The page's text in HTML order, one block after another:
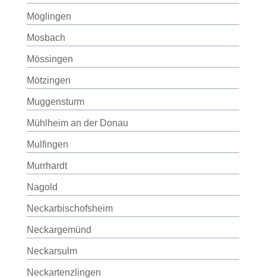
Möglingen
Mosbach
Mössingen
Mötzingen
Muggensturm
Mühlheim an der Donau
Mulfingen
Murrhardt
Nagold
Neckarbischofsheim
Neckargemünd
Neckarsulm
Neckartenzlingen